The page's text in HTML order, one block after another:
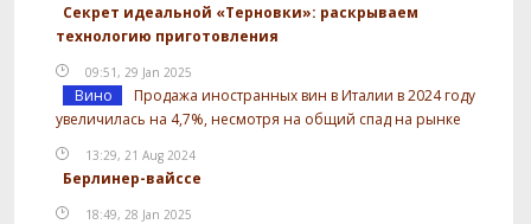
Секрет идеальной «Терновки»: раскрываем
технологию приготовления
09:51, 29 Jan 2025
Вино
Продажа иностранных вин в Италии в 2024 году
увеличилась на 4,7%, несмотря на общий спад на рынке
13:29, 21 Aug 2024
Берлинер-вайссе
18:49, 28 Jan 2025